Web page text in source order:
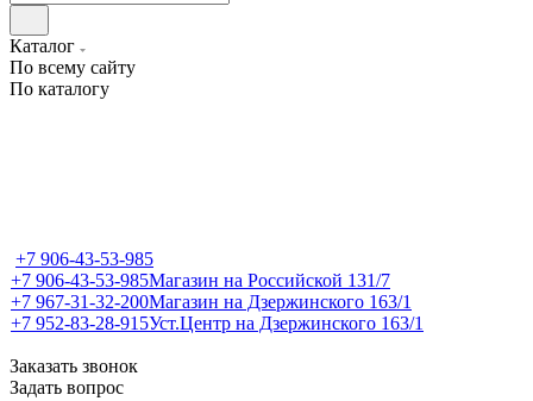
Каталог
По всему сайту
По каталогу
+7 906-43-53-985
+7 906-43-53-985Магазин на Российской 131/7
+7 967-31-32-200Магазин на Дзержинского 163/1
+7 952-83-28-915Уст.Центр на Дзержинского 163/1
Заказать звонок
Задать вопрос